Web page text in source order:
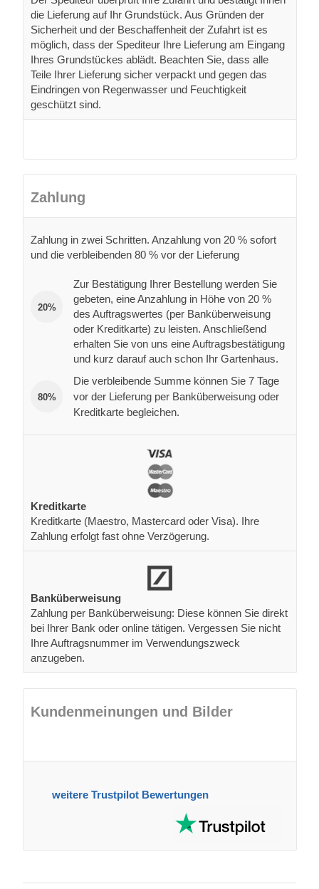
die Lieferung auf Ihr Grundstück. Aus Gründen der
Sicherheit und der Beschaffenheit der Zufahrt ist es
möglich, dass der Spediteur Ihre Lieferung am Eingang
Ihres Grundstückes ablädt. Beachten Sie, dass alle
Teile Ihrer Lieferung sicher verpackt und gegen das
Eindringen von Regenwasser und Feuchtigkeit
geschützt sind.
Zahlung
Zahlung in zwei Schritten. Anzahlung von 20 % sofort
und die verbleibenden 80 % vor der Lieferung
20%
Zur Bestätigung Ihrer Bestellung werden Sie
gebeten, eine Anzahlung in Höhe von 20 %
des Auftragswertes (per Banküberweisung
oder Kreditkarte) zu leisten. Anschließend
erhalten Sie von uns eine Auftragsbestätigung
und kurz darauf auch schon Ihr Gartenhaus.
80%
Die verbleibende Summe können Sie 7 Tage
vor der Lieferung per Banküberweisung oder
Kreditkarte begleichen.
Kreditkarte
Kreditkarte (Maestro, Mastercard oder Visa). Ihre
Zahlung erfolgt fast ohne Verzögerung.
Banküberweisung
Zahlung per Banküberweisung: Diese können Sie direkt
bei Ihrer Bank oder online tätigen. Vergessen Sie nicht
Ihre Auftragsnummer im Verwendungszweck
anzugeben.
Kundenmeinungen und Bilder
weitere Trustpilot Bewertungen